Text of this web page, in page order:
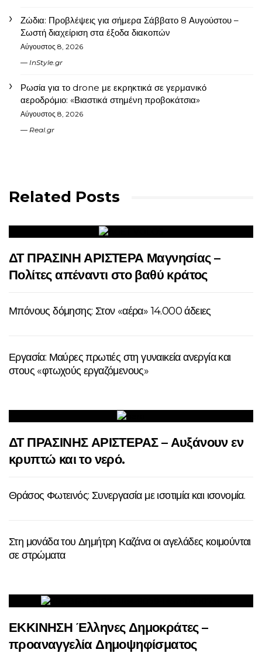
Ζώδια: Προβλέψεις για σήμερα Σάββατο 8 Αυγούστου –
Σωστή διαχείριση στα έξοδα διακοπών
Αύγουστος 8, 2026
InStyle.gr
Ρωσία για το drone με εκρηκτικά σε γερμανικό
αεροδρόμιο: «Βιαστικά στημένη προβοκάτσια»
Αύγουστος 8, 2026
Real.gr
Related Posts
ΔΤ ΠΡΑΣΙΝΗ ΑΡΙΣΤΕΡΑ Μαγνησίας –
Πολίτες απέναντι στο βαθύ κράτος
Μπόνους δόμησης: Στον «αέρα» 14.000 άδειες
Εργασία: Μαύρες πρωτιές στη γυναικεία ανεργία και
στους «φτωχούς εργαζόμενους»
ΔΤ ΠΡΑΣΙΝΗΣ ΑΡΙΣΤΕΡΑΣ – Αυξάνουν εν
κρυπτώ και το νερό.
Θράσος Φωτεινός: Συνεργασία με ισοτιμία και ισονομία.
Στη μονάδα του Δημήτρη Καζάνα οι αγελάδες κοιμούνται
σε στρώματα
ΕΚΚΙΝΗΣΗ Έλληνες Δημοκράτες –
προαναγγελία Δημοψηφίσματος